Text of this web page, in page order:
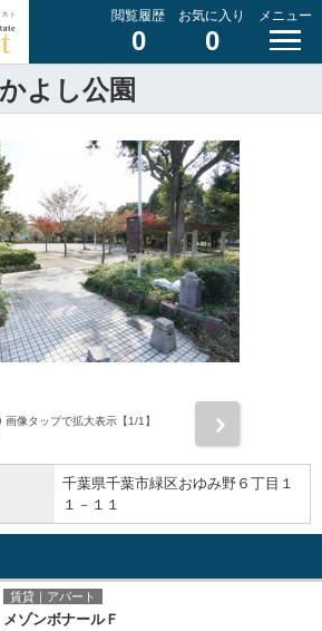
閲覧履歴
0
お気に入り
0
メニュー
よし公園
画像タップで拡大表示【1/1】
千葉県千葉市緑区おゆみ野６丁目１
１－１１
賃貸｜アパート
メゾンボナールＦ